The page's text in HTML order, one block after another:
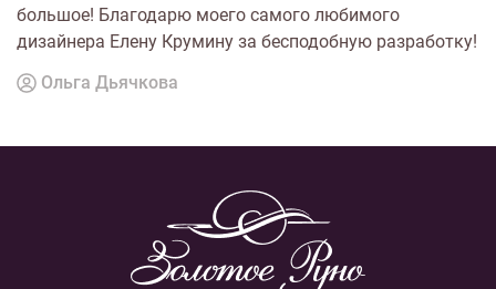
большое! Благодарю моего самого любимого
дизайнера Елену Крумину за бесподобную разработку!
Ольга Дьячкова